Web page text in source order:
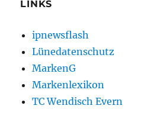
LINKS
ipnewsflash
Lünedatenschutz
MarkenG
Markenlexikon
TC Wendisch Evern